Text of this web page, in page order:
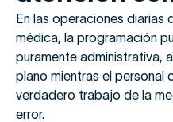
En las operaciones diarias
médica, la programación
puramente administrativa,
plano mientras el personal
verdadero trabajo de la
error.